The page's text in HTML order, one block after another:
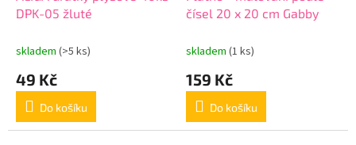
DPK-05 žluté
skladem (>5 ks)
49 Kč
Do košíku
čísel 20 x 20 cm Gabby
skladem (1 ks)
159 Kč
Do košíku